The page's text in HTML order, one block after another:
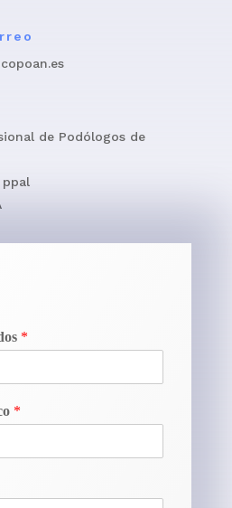
de Podólogos de
ppal
*
*